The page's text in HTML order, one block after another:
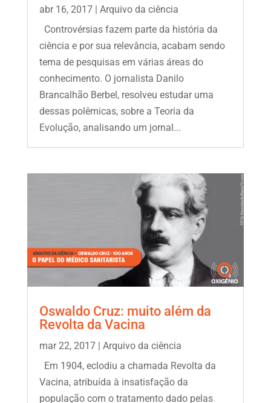
abr 16, 2017| Arquivo da ciência
Controvérsias fazem parte da história da
ciência e por sua relevância, acabam sendo
tema de pesquisas em várias áreas do
conhecimento. O jornalista Danilo
Brancalhão Berbel, resolveu estudar uma
dessas polêmicas, sobre a Teoria da
Evolução, analisando um jornal...
Oswaldo Cruz: muito além da
Revolta da Vacina
mar 22, 2017| Arquivo da ciência
Em 1904, eclodiu a chamada Revolta da
Vacina, atribuída à insatisfação da
população com o tratamento dado pelas